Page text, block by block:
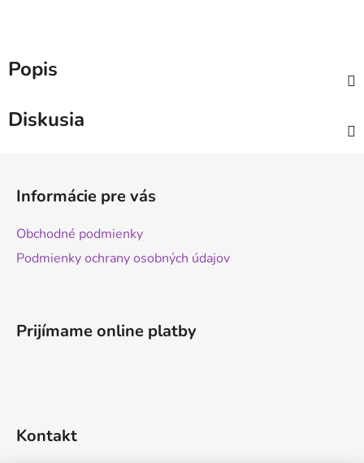
Popis
Diskusia
Informácie pre vás
Obchodné podmienky
Podmienky ochrany osobných údajov
Prijímame online platby
Kontakt